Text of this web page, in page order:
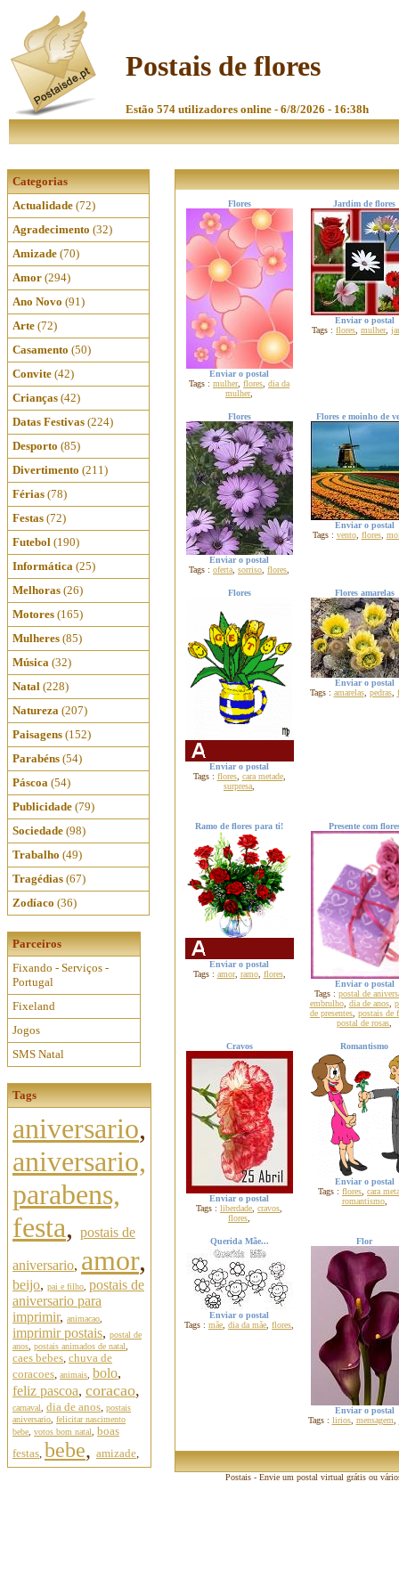
Postais de flores
Estão 574 utilizadores online - 6/8/2026 - 16:38h
Categorias
Actualidade (72)
Agradecimento (32)
Amizade (70)
Amor (294)
Ano Novo (91)
Arte (72)
Casamento (50)
Convite (42)
Crianças (42)
Datas Festivas (224)
Desporto (85)
Divertimento (211)
Férias (78)
Festas (72)
Futebol (190)
Informática (25)
Melhoras (26)
Motores (165)
Mulheres (85)
Música (32)
Natal (228)
Natureza (207)
Paisagens (152)
Parabéns (54)
Páscoa (54)
Publicidade (79)
Sociedade (98)
Trabalho (49)
Tragédias (67)
Zodíaco (36)
Parceiros
Fixando - Serviços -
Portugal
Fixeland
Jogos
SMS Natal
Tags
aniversario,
aniversario,
parabens,
festa, postais de
aniversario, amor,
beijo, pai e filho postais de
aniversario para
imprimir, animacao
imprimir postais, postal de
anos postais animados de natal
caes bebes, chuva de
coracoes, animais bolo,
feliz pascoa, coracao,
carnaval dia de anos, postais
aniversario felicitar nascimento
bebe votos bom natal
boas
festas, bebe, amizade,
Flores
Enviar o postal
Tags : mulher, flores dia da
mulher,
Jardim de flores
Enviar o postal
Tags : flores mulher,
Flores
Enviar o postal
Tags : oferta sorriso flores
Flores e moinho de
Enviar o postal
Tags : vento, flores,
Flores
Enviar o postal
Tags : flores, cara metade,
surpresa
Flores amarelas
Enviar o postal
Tags : amarelas, pedras,
Ramo de flores para ti!
Enviar o postal
Tags : amor, ramo, flores,
Presente com
Enviar o postal
Tags : postal de
embrulho, dia de anos,
de presentes postais de
postal de rosas
Cravos
Enviar o postal
Tags : liberdade cravos
flores
Romantismo
Enviar o postal
Tags : flores cara
romantismo,
Querida Mãe...
Enviar o postal
Tags : mãe dia da mãe flores
Flor
Enviar o postal
Tags : lirios, mensagem
Postais - Envie um postal virtual grátis ou